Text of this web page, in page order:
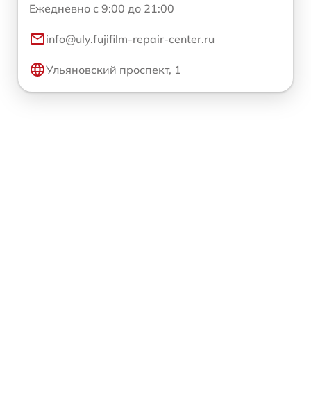
Ежедневно с 9:00 до 21:00
info@uly.fujifilm-repair-center.ru
Ульяновский проспект, 1